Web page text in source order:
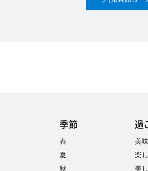
季節
春
夏
秋
過
美
楽
美